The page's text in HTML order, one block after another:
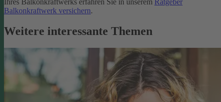
Balkonkraftwerk versichern.
Weitere interessante Themen